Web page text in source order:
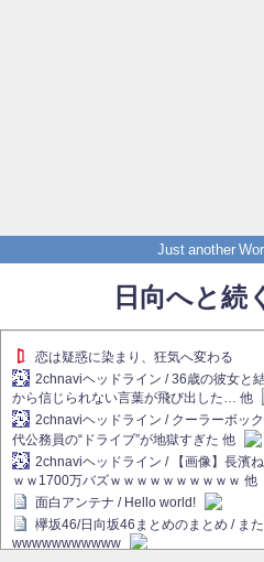
Just another
日向へと続
恋は疑惑に染まり、狂気へ変わる
2chnaviヘッドライン / 36歳の彼女と
から信じられない言葉が飛び出した… 他
2chnaviヘッドライン / クーラーボッ
代公務員の“ドライブ”が地獄すぎた 他
2chnaviヘッドライン / 【画像】長濱
ｗｗ1700万バズｗｗｗｗｗｗｗｗｗｗ 他
面白アンテナ / Hello world!
欅坂46/日向坂46まとめのまとめ / ま
wwwwwwwwwww